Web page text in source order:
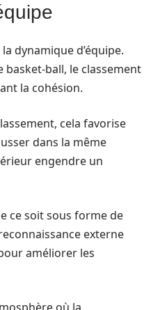
dynamique d’équipe.
ball, le classement
la cohésion.
cela favorise
dans la même
engendre un
ce soit sous forme de
externe
améliorer les